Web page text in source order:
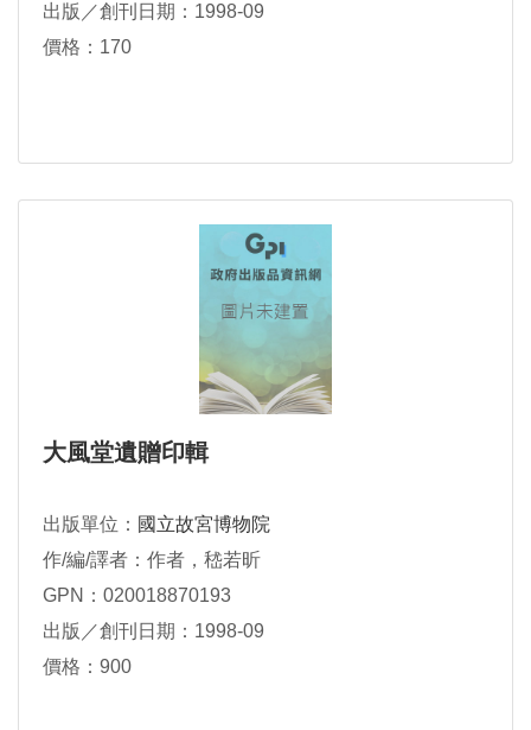
出版／創刊日期：1998-09
價格：170
大風堂遺贈印輯
出版單位： 國立故宮博物院
作/編/譯者：作者，嵇若昕
GPN：020018870193
出版／創刊日期：1998-09
價格：900